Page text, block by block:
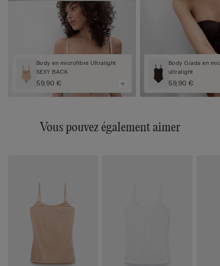
Body en microfibre Ultralight
SEXY BACK
59,90 €
Body Giada en
ultralight
59,90 €
Vous pouvez également aimer